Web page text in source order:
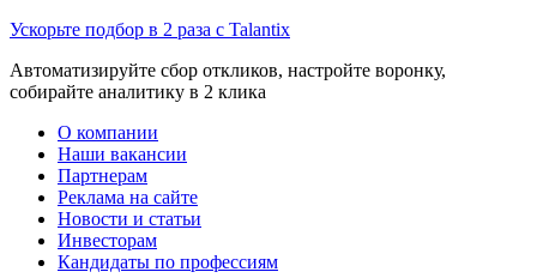
Ускорьте подбор в 2 раза с Talantix
Автоматизируйте сбор откликов, настройте воронку,
собирайте аналитику в 2 клика
О компании
Наши вакансии
Партнерам
Реклама на сайте
Новости и статьи
Инвесторам
Кандидаты по профессиям